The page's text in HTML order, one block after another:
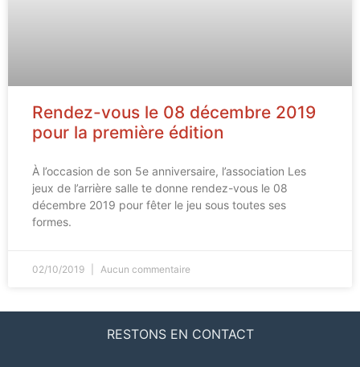
Rendez-vous le 08 décembre 2019
pour la première édition
À l’occasion de son 5e anniversaire, l’association Les
jeux de l’arrière salle te donne rendez-vous le 08
décembre 2019 pour fêter le jeu sous toutes ses
formes.
02/10/2019 Aucun commentaire
RESTONS EN CONTACT